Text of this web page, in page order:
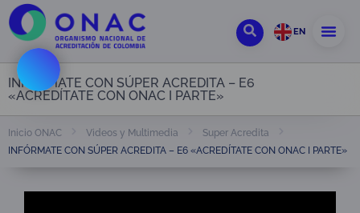
EN
INFÓRMATE CON SÚPER ACREDITA – E6
«ACREDÍTATE CON ONAC I PARTE»
Inicio ONAC Videos y Multimedia
Super Acredita
INFÓRMATE CON SÚPER ACREDITA – E6 «ACREDÍTATE CON ONAC I PARTE»